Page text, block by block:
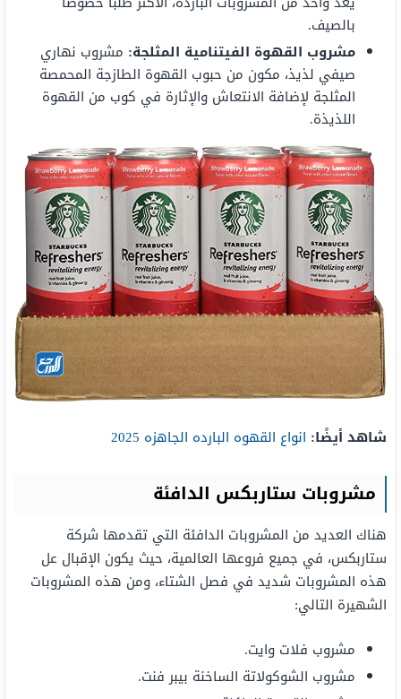
بالصيف.
مشروب القهوة الفيتنامية المثلجة: مشروب نهاري
صيفي لذيذ، مكون من حبوب القهوة الطازجة المحمصة
المثلجة لإضافة الانتعاش والإثارة في كوب من القهوة
اللذيذة.
شاهد أيضًا: انواع القهوه البارده الجاهزه 2025
مشروبات ستاربكس الدافئة
هناك العديد من المشروبات الدافئة التي تقدمها شركة
ستاربكس، في جميع فروعها العالمية، حيث يكون الإقبال عل
هذه المشروبات شديد في فصل الشتاء، ومن هذه المشروبات
الشهيرة التالي:
مشروب فلات وايت.
مشروب الشوكولاتة الساخنة بيبر فنت.